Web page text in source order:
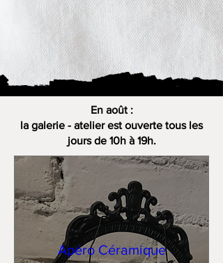
En août :
la galerie - atelier est ouverte tous les
jours de 10h à 19h.
Apéro Céramique